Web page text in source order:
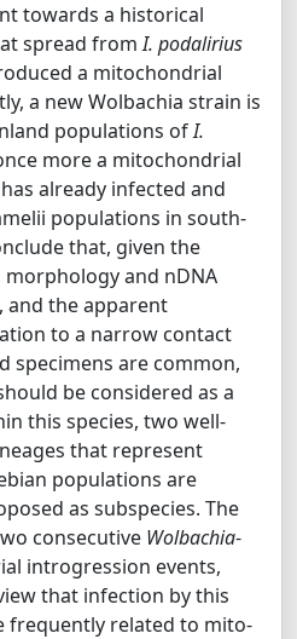
towards a historical
spread fromI. podalirius
a mitochondrial
a new Wolbachia strain is
populations ofI.
more a mitochondrial
already infected and
populations in south‐
that, given the
and nDNA
and the apparent
to a narrow contact
specimens are common,
be considered as a
this species, two well‐
that represent
populations are
as subspecies. The
consecutive Wolbachia‐
introgression events,
that infection by this
frequently related to mito‐